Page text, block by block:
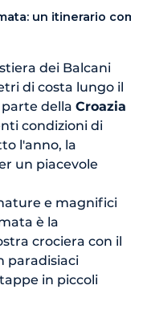
un itinerario
dei Balcani
di costa lungo il
della Croazia
condizioni di
l'anno, la
un piacevole
e magnifici
è la
crociera con il
paradisiaci
in piccoli